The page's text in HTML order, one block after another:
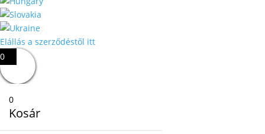
Elállás a szerződéstől itt
0
0
Kosár